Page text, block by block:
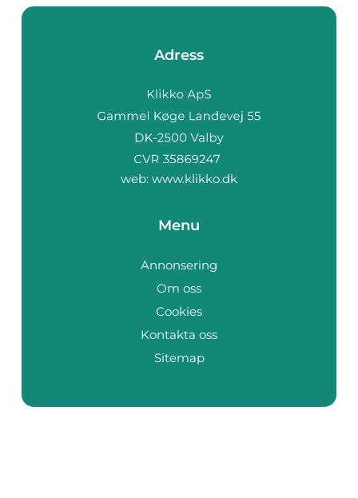
Adress
web: www.klikko.dk
Menu
Annonsering
Om oss
Cookies
Kontakta oss
Sitemap